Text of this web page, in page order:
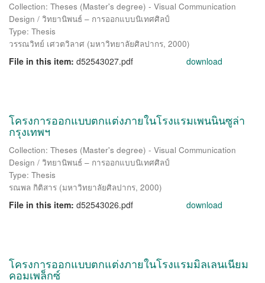
Collection: Theses (Master's degree) - Visual Communication
Design / วิทยานิพนธ์ – การออกแบบนิเทศศิลป์
Type: Thesis
วรรณวิทย์ เศวตวิลาศ (มหาวิทยาลัยศิลปากร, 2000)
File in this item: d52543027.pdf download
โครงการออกแบบตกแต่งภายในโรงแรมเพนนินซูล่า
กรุงเทพฯ
Collection: Theses (Master's degree) - Visual Communication
Design / วิทยานิพนธ์ – การออกแบบนิเทศศิลป์
Type: Thesis
รณพล กิติสาร (มหาวิทยาลัยศิลปากร, 2000)
File in this item: d52543026.pdf download
โครงการออกแบบตกแต่งภายในโรงแรมมิลเลนเนียม
คอมเพล็กซ์